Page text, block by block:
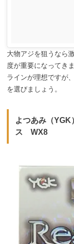
大物アジを狙うなら
度が重要になってき
ラインが理想ですが
を選びましょう。
よつあみ（
ス WX8